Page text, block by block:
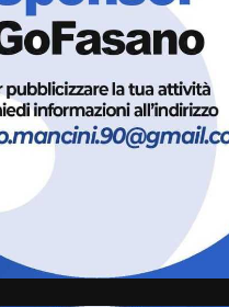
Politiche Giovanili e
Sostenibile: premiati gli
universitari del bando “La
giusta”
8 Agosto 2026 07:15
“I Contestatori: Musica di
Rivoluzione”: nuovo
appuntamento con
Banda”